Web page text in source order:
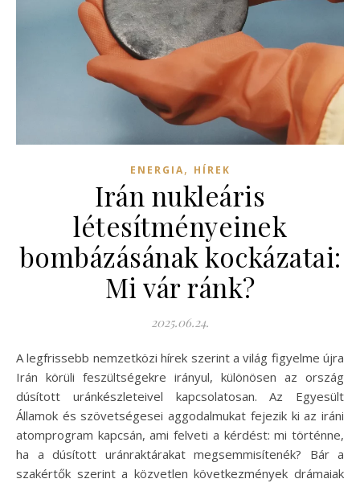
ENERGIA, HÍREK
Irán nukleáris
létesítményeinek
bombázásának kockázatai:
Mi vár ránk?
2025.06.24.
A legfrissebb nemzetközi hírek szerint a világ figyelme újra
Irán körüli feszültségekre irányul, különösen az ország
dúsított uránkészleteivel kapcsolatosan. Az Egyesült
Államok és szövetségesei aggodalmukat fejezik ki az iráni
atomprogram kapcsán, ami felveti a kérdést: mi történne,
ha a dúsított uránraktárakat megsemmisítenék? Bár a
szakértők szerint a közvetlen következmények drámaiak